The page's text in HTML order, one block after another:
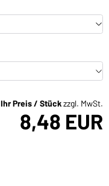
Ihr Preis / Stückzzgl. MwSt.
8,48 EUR